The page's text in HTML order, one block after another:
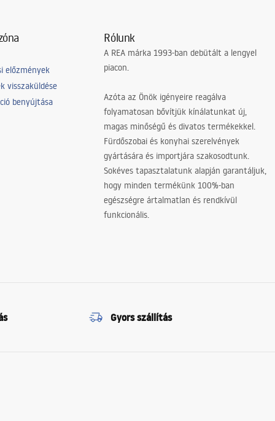
előzmények
visszaküldése
benyújtása
Rólunk
A REA márka 1993-ban debütált a lengyel
piacon.
Azóta az Önök igényeire reagálva
folyamatosan bővítjük kínálatunkat új,
magas minőségű és divatos termékekkel.
Fürdőszobai és konyhai szerelvények
gyártására és importjára szakosodtunk.
Sokéves tapasztalatunk alapján garantáljuk,
hogy minden termékünk 100%-ban
egészségre ártalmatlan és rendkívül
funkcionális.
Gyors szállítás